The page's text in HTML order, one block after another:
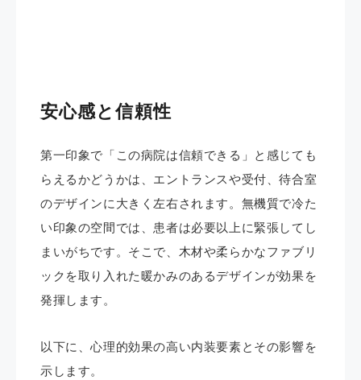
安心感と信頼性
第一印象で「この病院は信頼できる」と感じても
らえるかどうかは、エントランスや受付、待合室
のデザインに大きく左右されます。無機質で冷た
い印象の空間では、患者は必要以上に緊張してし
まいがちです。そこで、木材や柔らかなファブリ
ックを取り入れた暖かみのあるデザインが効果を
発揮します。
以下に、心理的効果の高い内装要素とその影響を
示します。